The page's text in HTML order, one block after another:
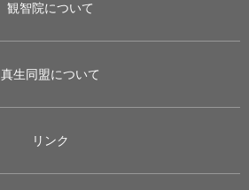
観智院について
真生同盟について
リンク